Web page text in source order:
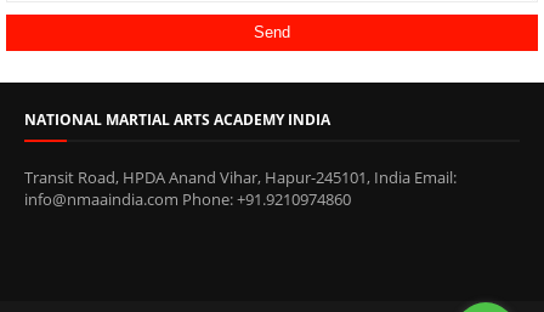
NATIONAL MARTIAL ARTS ACADEMY INDIA
Transit Road, HPDA Anand Vihar, Hapur-245101, India Email:
info@nmaaindia.com Phone: +91.9210974860